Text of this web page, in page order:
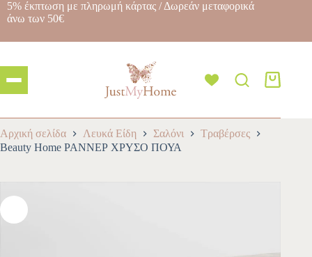
5% έκπτωση με πληρωμή κάρτας / Δωρεάν μεταφορικά
άνω των 50€
Αρχική σελίδα Λευκά Είδη Σαλόνι
Τραβέρσες
Beauty Home ΡΑΝΝΕΡ ΧΡΥΣΟ ΠΟΥΑ